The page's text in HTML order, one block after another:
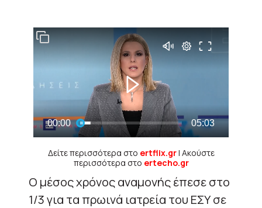
Δείτε περισσότερα στο ertflix.gr| Ακούστε
περισσότερα στο ertecho.gr
Ο μέσος χρόνος αναμονής έπεσε στο
1/3 για τα πρωινά ιατρεία του ΕΣΥ σε